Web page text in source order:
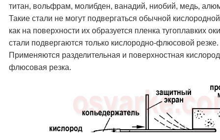
титан, вольфрам, молибден, ванадий, ниобий, медь,
Такие стали не могут подвергаться обычной кислородной
как на поверхности их образуется пленка тугоплавких
стали подвергаются только кислородно-флюсовой резке.
Применяются разделительная и поверхностная
флюсовая резка.